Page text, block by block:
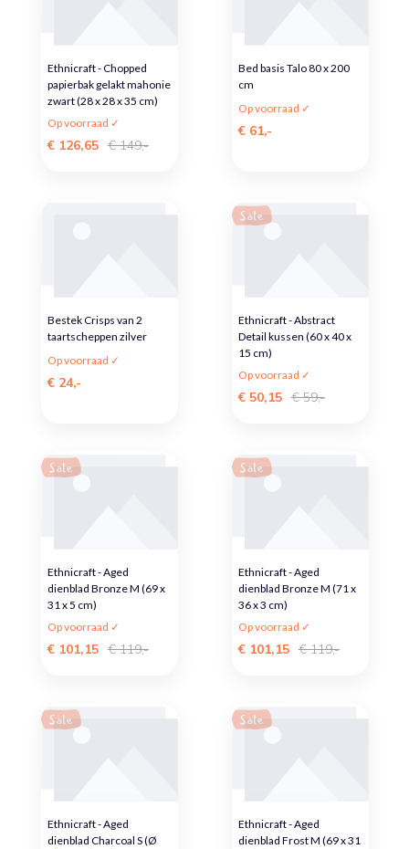
Ethnicraft - Chopped
papierbak gelakt mahonie
zwart (28 x 28 x 35 cm)
Op voorraad ✓
€ 126,65 € 149,-
Bed basis Talo 80 x 200
cm
Op voorraad ✓
€ 61,-
Bestek Crisps van 2
taartscheppen zilver
Op voorraad ✓
€ 24,-
Sale
Ethnicraft - Abstract
Detail kussen (60 x 40 x
15 cm)
Op voorraad ✓
€ 50,15 € 59,-
Sale
Ethnicraft - Aged
dienblad Bronze M (69 x
31 x 5 cm)
Op voorraad ✓
€ 101,15 € 119,-
Sale
Ethnicraft - Aged
dienblad Bronze M (71 x
36 x 3 cm)
Op voorraad ✓
€ 101,15 € 119,-
Sale
Ethnicraft - Aged
dienblad Charcoal S (Ø
Sale
Ethnicraft - Aged
dienblad Frost M (69 x 31